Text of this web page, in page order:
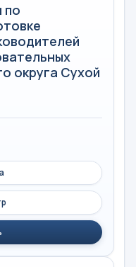
по
округа Сухой